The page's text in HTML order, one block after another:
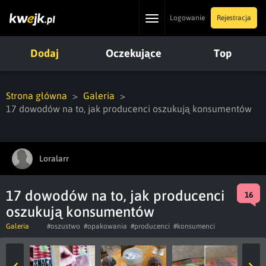
ToggleLogowanie Rejestracja
Dodaj Oczekujące Top
Strona główna
Galeria
17 dowodów na to, jak producenci oszukują konsumentów
Loralarr
17 dowodów na to, jak producenci
oszukują konsumentów
16
Galeria #oszustwo #opakowania #producenci #konsumenci